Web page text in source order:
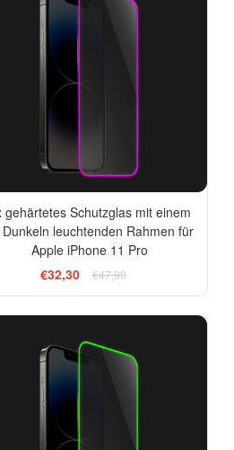
gehärtetes Schutzglas mit einem
leuchtenden Rahmen für
Apple iPhone 11 Pro
€32,30
€47,90